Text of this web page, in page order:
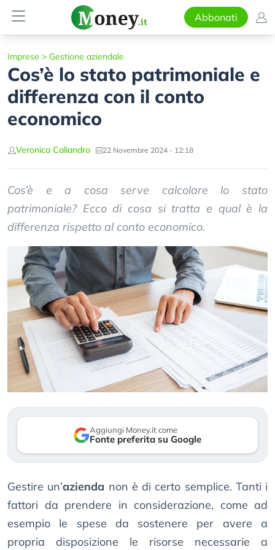
Abbonati
Imprese > Gestione aziendale
Cos’è lo stato patrimoniale e
differenza con il conto
economico
Veronica Caliandro 22 Novembre 2024 - 12:18
Cos’è e a cosa serve calcolare lo stato
patrimoniale? Ecco di cosa si tratta e qual è la
differenza rispetto al conto economico.
Aggiungi Money.it come
Fonte preferita su Google
Gestire un’azienda non è di certo semplice. Tanti i
fattori da prendere in considerazione, come ad
esempio le spese da sostenere per avere a
propria disposizione le risorse necessarie a